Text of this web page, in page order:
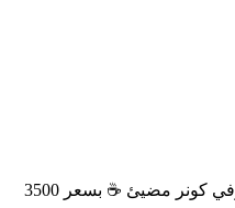
حوّل ركن فاضي في بيتك لأشيك كوفي كونر مضيئ ☕ بسعر 3500